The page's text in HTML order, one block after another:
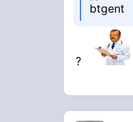
btgent
?